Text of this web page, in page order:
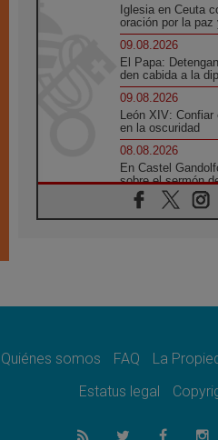
Iglesia en Ceuta
oración por la paz
09.08.2026
El Papa:
den cabida a la
09.08.2026
León XIV:
en la oscuridad
08.08.2026
En Castel
sobre el sermón
08.08.2026
En Colombia, «la
08.08.2026
08.08.2026
del Buen Consejo
Filipinas: el
Quiénes somos FAQ La
Estatus legal